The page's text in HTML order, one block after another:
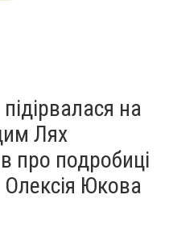
до відбудови
на
Лях
про подробиці
Олексія Юкова